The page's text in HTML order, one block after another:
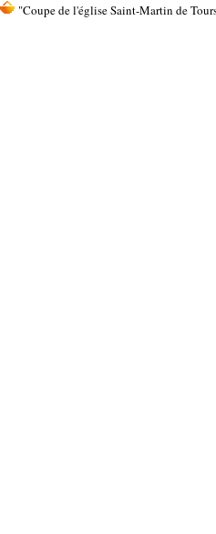
"Coupe de l'église Saint-Martin de